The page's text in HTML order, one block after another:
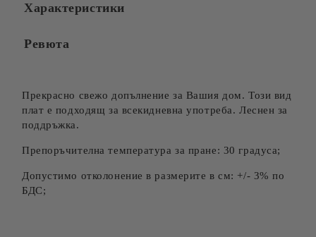
Характеристики
Ревюта
Прекрасно свежо допълнение за Вашия дом. Този вид
плат е подходящ за всекидневна употреба. Леснен за
поддръжка.
Препоръчителна температура за пране: 30 градуса;
Допустимо отколонение в размерите в см: +/- 3% по
БДС;